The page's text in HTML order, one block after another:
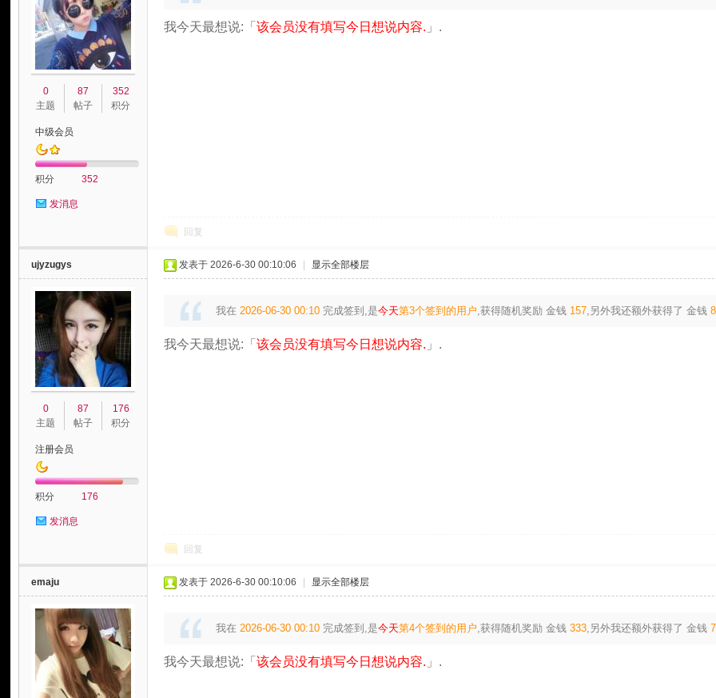
0
主题
87
帖子
352
积分
中级会员
积分 352
发消息
我今天最想说:「该会员没有填写今日想说内容. 」.
回复
ujyzugys
0
主题
87
帖子
176
积分
注册会员
积分 176
发消息
发表于 2026-6-30 00:10:06 显示全部楼层
我在 2026-06-30 00:10 完成签到,是今天第3个签到的用户,获得随机奖励金钱 157,另外我还额外获得了 金钱8
我今天最想说:「该会员没有填写今日想说内容. 」.
回复
emaju 发表于 2026-6-30 00:10:06 显示全部楼层
我在 2026-06-30 00:10 完成签到,是今天第4个签到的用户,获得随机奖励金钱333,另外我还额外获得了 金钱7
我今天最想说:「该会员没有填写今日想说内容. 」.